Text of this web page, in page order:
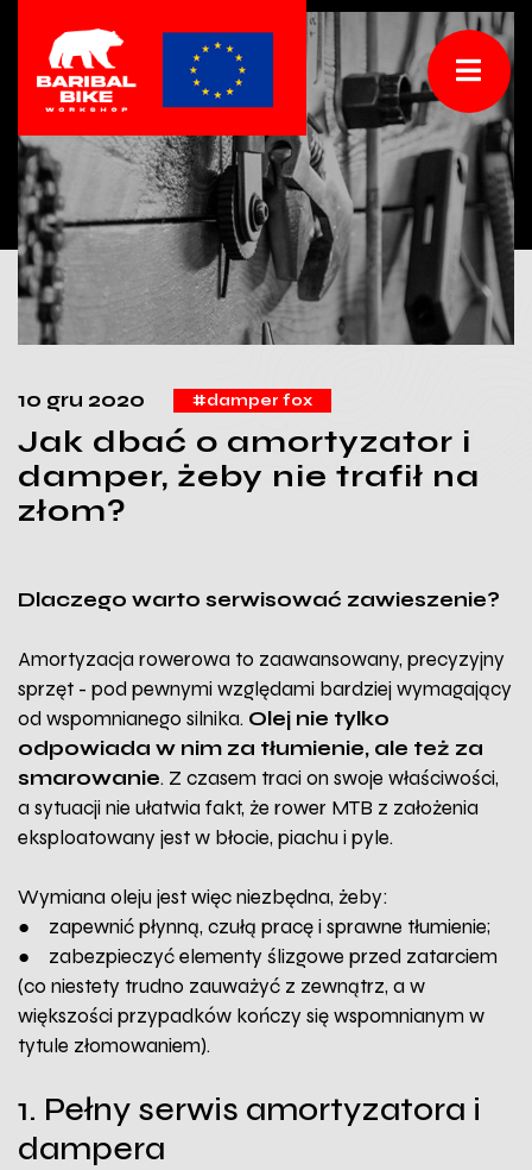
10 gru 2020 #damper fox
Jak dbać o amortyzator i
damper, żeby nie trafił na
złom?
Dlaczego warto serwisować zawieszenie?
Amortyzacja rowerowa to zaawansowany, precyzyjny
sprzęt - pod pewnymi względami bardziej wymagający
od wspomnianego silnika. Olej nie tylko
odpowiada w nim za tłumienie, ale też za
smarowanie. Z czasem traci on swoje właściwości,
a sytuacji nie ułatwia fakt, że rower MTB z założenia
eksploatowany jest w błocie, piachu i pyle.
Wymiana oleju jest więc niezbędna, żeby:
● zapewnić płynną, czułą pracę i sprawne tłumienie;
● zabezpieczyć elementy ślizgowe przed zatarciem
(co niestety trudno zauważyć z zewnątrz, a w
większości przypadków kończy się wspomnianym w
tytule złomowaniem).
1. Pełny serwis amortyzatora i
dampera